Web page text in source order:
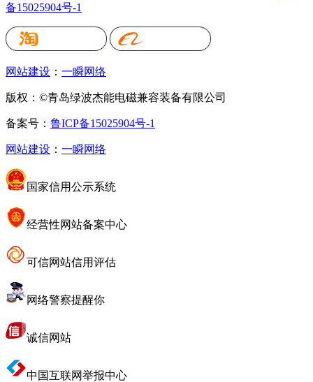
备15025904号-1
网站建设 ： 一瞬网络
版权：©青岛绿波杰能电磁兼容装备有限公司
备案号： 鲁ICP备15025904号-1
网站建设 ： 一瞬网络
国家信用公示系统
经营性网站备案中心
可信网站信用评估
网络警察提醒你
诚信网站
中国互联网举报中心